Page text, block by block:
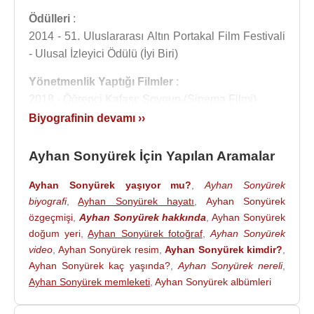
Ödülleri :
2014 - 51. Uluslararası Altın Portakal Film Festivali
- Ulusal İzleyici Ödülü (İyi Biri)
Yönetmenlik Yaptığı Filmler :
2018 - Öğrenci Kafası: Soygun (Sinema Filmi)
2014 - İyi Biri (Sinema Filmi)
Senaryoları:
2018 - Öğrenci Kafası: Soygun (Sinema Filmi)
2014 - İyi Biri (Sinema Filmi)
2013 - Benim İçin Üzülme (2. Sezon) (TV Dizisi)
2011 - Mavi Kelebekler (TV Dizisi)
2011 - Herşeye Rağmen (TV Dizisi)
2010 - Karadağlar (TV Dizisi)
2009 - Kül ve Ateş (TV Dizisi)
2009 - Hanımın Çiftliği (1. Sezon ) (TV Dizisi)
Biyografinin devamı ››
Ayhan Sonyürek İçin Yapılan Aramalar
Ayhan Sonyürek yaşıyor mu? ,Ayhan Sonyürek
biyografi,Ayhan Sonyürek hayatı
Ayhan Sonyürek
özgeçmişi Ayhan Sonyürek hakkında ,Ayhan Sonyürek
doğum yeri ,Ayhan Sonyürek fotoğraf, Ayhan Sonyürek
video Ayhan Sonyürek resim Ayhan Sonyürek kimdir?
Ayhan Sonyürek kaç yaşında?, Ayhan Sonyürek nereli,
Ayhan Sonyürek memleketi Ayhan Sonyürek albümleri